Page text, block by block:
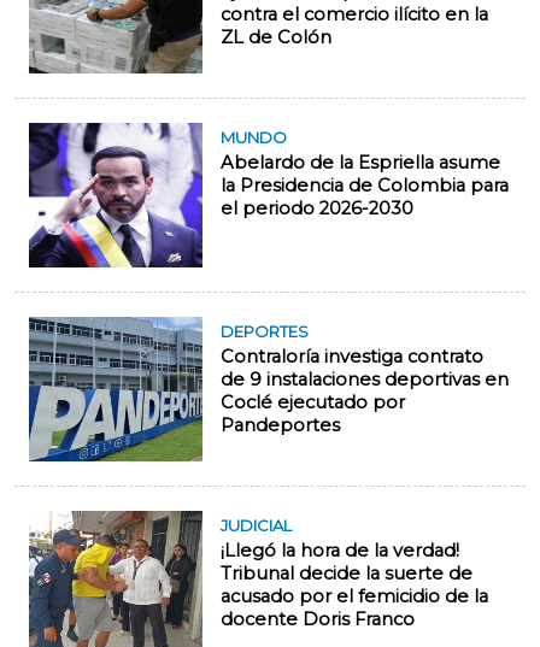
contra el comercio ilícito en la
ZL de Colón
MUNDO
Abelardo de la Espriella asume
la Presidencia de Colombia para
el periodo 2026-2030
DEPORTES
Contraloría investiga contrato
de 9 instalaciones deportivas en
Coclé ejecutado por
Pandeportes
JUDICIAL
¡Llegó la hora de la verdad!
Tribunal decide la suerte de
acusado por el femicidio de la
docente Doris Franco